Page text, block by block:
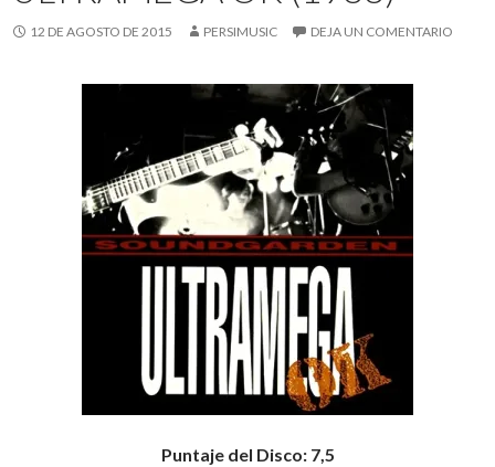
12 DE AGOSTO DE 2015 PERSIMUSIC DEJA UN COMENTARIO
Puntaje del Disco: 7,5